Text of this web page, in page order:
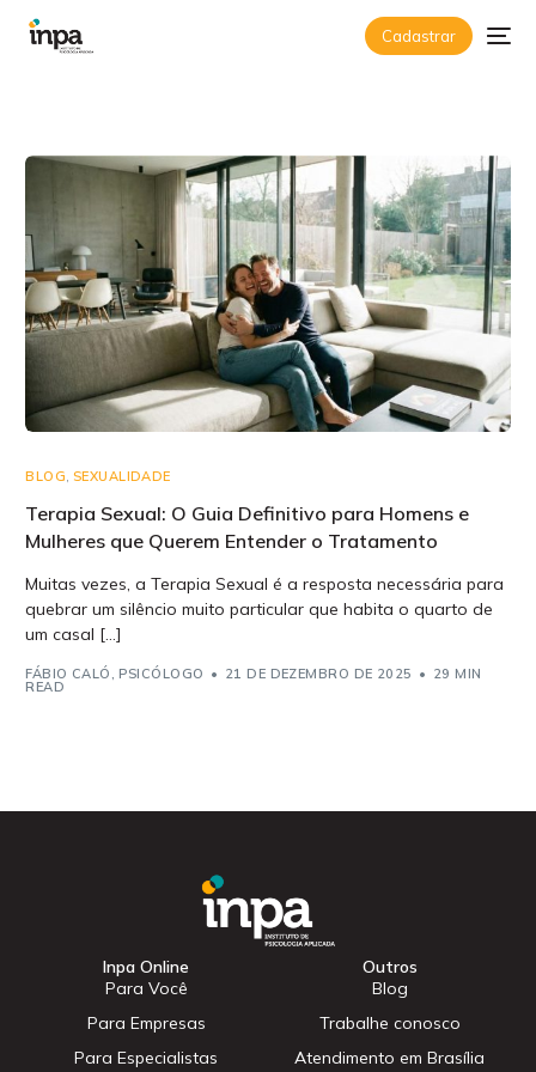
Cadastrar
BLOG, SEXUALIDADE
Terapia Sexual: O Guia Definitivo para Homens e
Mulheres que Querem Entender o Tratamento
Muitas vezes, a Terapia Sexual é a resposta necessária para
quebrar um silêncio muito particular que habita o quarto de
um casal […]
FÁBIO CALÓ, PSICÓLOGO 21 DE DEZEMBRO DE 2025 29 MIN
READ
Inpa Online
Para Você
Para Empresas
Para Especialistas
Outros
Blog
Trabalhe conosco
Atendimento em Brasília